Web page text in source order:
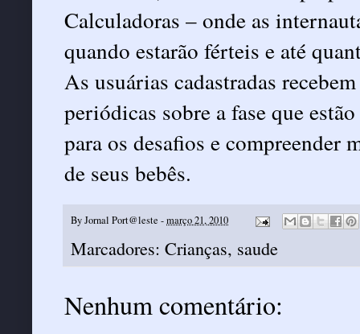
Calculadoras – onde as
quando estarão férteis e até
As usuárias cadastradas
periódicas sobre a fase que
para os desafios e compreender
de seus bebês.
ByJornal Port@leste -março 21, 2010
Marcadores: Crianças, saude
Nenhum comentário: